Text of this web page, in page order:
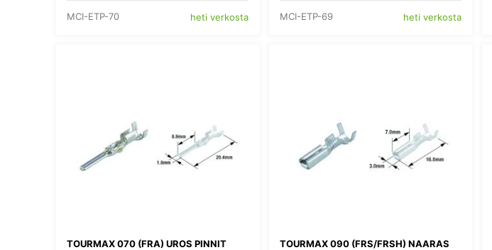
MCI-ETP-70 heti verkosta MCI-ETP-69 heti verkosta
TOURMAX 070 (FRA) UROS PINNIT
TOURMAX 090 (FRS/FRSH) NAARAS